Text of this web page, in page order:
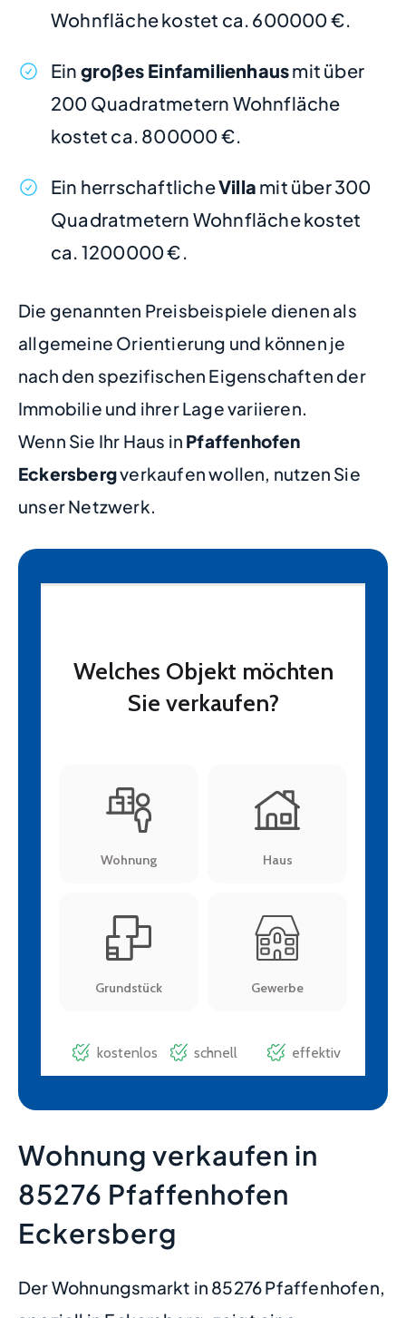
Wohnfläche kostet ca. 600000 €.
Ein großes Einfamilienhausmit über
200 Quadratmetern Wohnfläche
kostet ca. 800000 €.
Ein herrschaftlicheVilla mit über 300
Quadratmetern Wohnfläche kostet
ca. 1200000 €.
Die genannten Preisbeispiele dienen als
allgemeine Orientierung und können je
nach den spezifischen Eigenschaften der
Immobilie und ihrer Lage variieren.
Wenn Sie Ihr Haus in Pfaffenhofen
Eckersbergverkaufen wollen, nutzen Sie
unser Netzwerk.
Wohnung verkaufen in
85276 Pfaffenhofen
Eckersberg
Der Wohnungsmarkt in 85276 Pfaffenhofen,